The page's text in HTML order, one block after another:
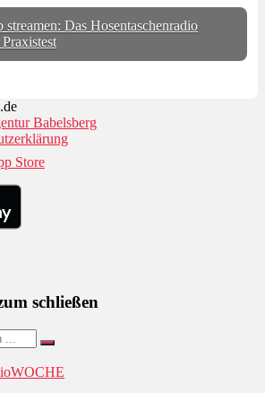
Das Hosentaschenradio
Babelsberg
schließen